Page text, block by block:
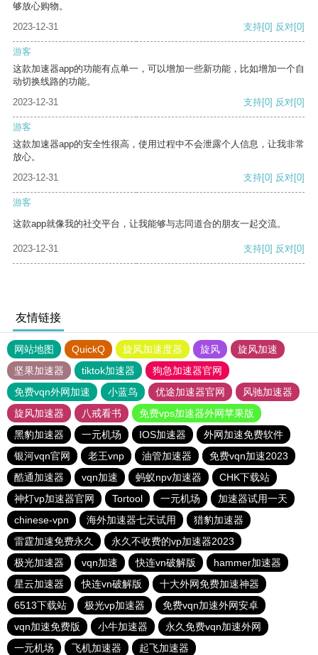
够放心购物。
2023-12-31
支持[0] 反对[0]
游客
这款加速器app的功能有点单一，可以增加一些新功能，比如增加一个自
动切换线路的功能。
2023-12-31
支持[0] 反对[0]
游客
这款加速器app的安全性很高，使用过程中不会泄露个人信息，让我非常
放心。
2023-12-31
支持[0] 反对[0]
游客
这款app就像我的社交平台，让我能够与志同道合的朋友一起交流。
2023-12-31 支持[0] 反对[0]
友情链接
网站地图 QuickQ 旋风加速度器 旋风
旋风加速
坚果加速器
tiktok加速器
狗急加速器官网
免费vqn外网加速
小蓝鸟 优途加速器官网
风驰加速器
旋风加速器
八戒看书
免费vps加速器外网苹果版
黑豹加速器
一元机场 IOS加速器
外网加速免费软件
银河vqn官网
老王vnp 油管加速器
免费vqn加速2023
酷通加速器
vqn加速 蚂蚁npv加速器
CHK下载站
神灯vp加速器官网
Tortool 一元机场
加速器试用一天
chinese-vpn
海外加速器七天试用
猎豹加速器
雷霆加速免费永久
永久不收费的vp加速器2023
极光加速器
vqn加速 快连vn破解版
hammer加速器
星云加速器
快连vn破解版
十大外网免费加速神器
6513下载站
极光vp加速器
免费vqn加速外网安卓
vqn加速免费版
小牛加速器
永久免费vqn加速外网
一元机场
飞机加速器 起飞加速器